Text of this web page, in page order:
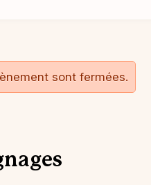
sont fermées.